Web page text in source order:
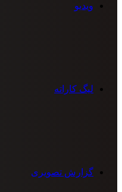
ویدیو
لیگ کاراته
گزارش تصویری